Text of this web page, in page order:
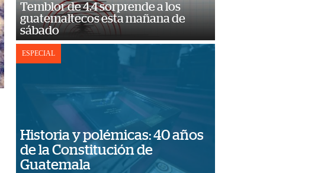
Temblor de 4.4 sorprende a los
guatemaltecos esta mañana de
sábado
ESPECIAL
Historia y polémicas: 40 años
de la Constitución de
Guatemala